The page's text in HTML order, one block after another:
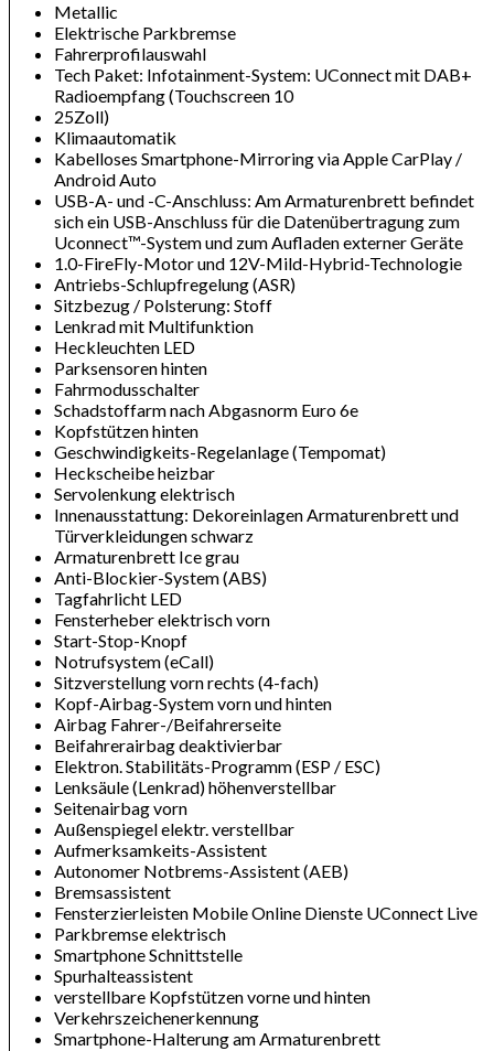
Metallic
Elektrische Parkbremse
Fahrerprofilauswahl
Tech Paket: Infotainment-System: UConnect mit DAB+
Radioempfang (Touchscreen 10
25Zoll)
Klimaautomatik
Kabelloses Smartphone-Mirroring via Apple CarPlay /
Android Auto
USB-A- und -C-Anschluss: Am Armaturenbrett befindet
sich ein USB-Anschluss für die Datenübertragung zum
Uconnect™-System und zum Aufladen externer Geräte
1.0-FireFly-Motor und 12V-Mild-Hybrid-Technologie
Antriebs-Schlupfregelung (ASR)
Sitzbezug / Polsterung: Stoff
Lenkrad mit Multifunktion
Heckleuchten LED
Parksensoren hinten
Fahrmodusschalter
Schadstoffarm nach Abgasnorm Euro 6e
Kopfstützen hinten
Geschwindigkeits-Regelanlage (Tempomat)
Heckscheibe heizbar
Servolenkung elektrisch
Innenausstattung: Dekoreinlagen Armaturenbrett und
Türverkleidungen schwarz
Armaturenbrett Ice grau
Anti-Blockier-System (ABS)
Tagfahrlicht LED
Fensterheber elektrisch vorn
Start-Stop-Knopf
Notrufsystem (eCall)
Sitzverstellung vorn rechts (4-fach)
Kopf-Airbag-System vorn und hinten
Airbag Fahrer-/Beifahrerseite
Beifahrerairbag deaktivierbar
Elektron. Stabilitäts-Programm (ESP / ESC)
Lenksäule (Lenkrad) höhenverstellbar
Seitenairbag vorn
Außenspiegel elektr. verstellbar
Aufmerksamkeits-Assistent
Autonomer Notbrems-Assistent (AEB)
Bremsassistent
Fensterzierleisten Mobile Online Dienste UConnect Live
Parkbremse elektrisch
Smartphone Schnittstelle
Spurhalteassistent
verstellbare Kopfstützen vorne und hinten
Verkehrszeichenerkennung
Smartphone-Halterung am Armaturenbrett